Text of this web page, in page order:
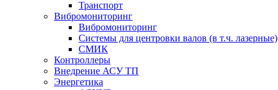
Транспорт
Вибромониторинг
Вибромониторинг
Системы для центровки валов (в т.ч. лазерные)
СМИК
Контроллеры
Внедрение АСУ ТП
Энергетика